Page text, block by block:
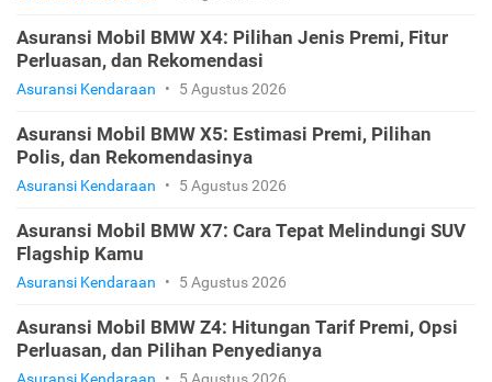
Asuransi Mobil BMW X4: Pilihan Jenis Premi, Fitur
Perluasan, dan Rekomendasi
Asuransi Kendaraan • 5 Agustus 2026
Asuransi Mobil BMW X5: Estimasi Premi, Pilihan
Polis, dan Rekomendasinya
Asuransi Kendaraan • 5 Agustus 2026
Asuransi Mobil BMW X7: Cara Tepat Melindungi SUV
Flagship Kamu
Asuransi Kendaraan • 5 Agustus 2026
Asuransi Mobil BMW Z4: Hitungan Tarif Premi, Opsi
Perluasan, dan Pilihan Penyedianya
Asuransi Kendaraan • 5 Agustus 2026